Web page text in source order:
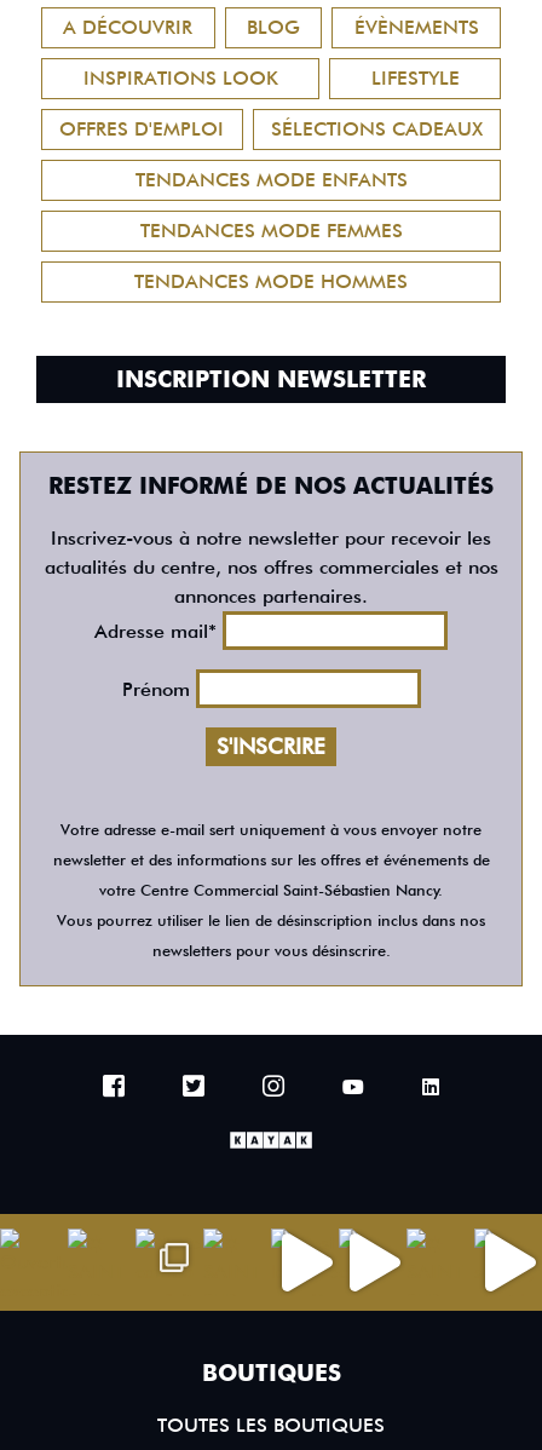
A DÉCOUVRIR BLOG ÉVÈNEMENTS
INSPIRATIONS LOOK LIFESTYLE
OFFRES D'EMPLOI SÉLECTIONS CADEAUX
TENDANCES MODE ENFANTS
TENDANCES MODE FEMMES
TENDANCES MODE HOMMES
INSCRIPTION NEWSLETTER
RESTEZ INFORMÉ DE NOS ACTUALITÉS
Inscrivez-vous à notre newsletter pour recevoir les
actualités du centre, nos offres commerciales et nos
annonces partenaires.
Adresse mail*
Prénom
Votre adresse e-mail sert uniquement à vous envoyer notre
newsletter et des informations sur les offres et événements de
votre Centre Commercial Saint-Sébastien Nancy.
Vous pourrez utiliser le lien de désinscription inclus dans nos
newsletters pour vous désinscrire.
BOUTIQUES
TOUTES LES BOUTIQUES